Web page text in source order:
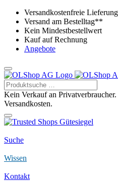
Versandkostenfreie
Versand am Bestelltag**
Kein Mindestbestellwert
Kauf auf Rechnung
Angebote
Kein Verkauf an
Versandkosten.
Suche
Wissen
Kontakt